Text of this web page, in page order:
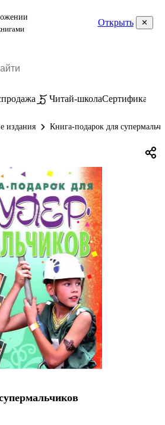
Открыть
Читай-школаСертификаты
издания Книга-подарок для